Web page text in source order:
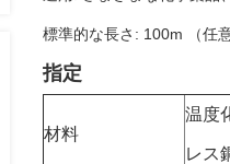
標準的な長さ: 100m （任
指定
材料
温度
レス